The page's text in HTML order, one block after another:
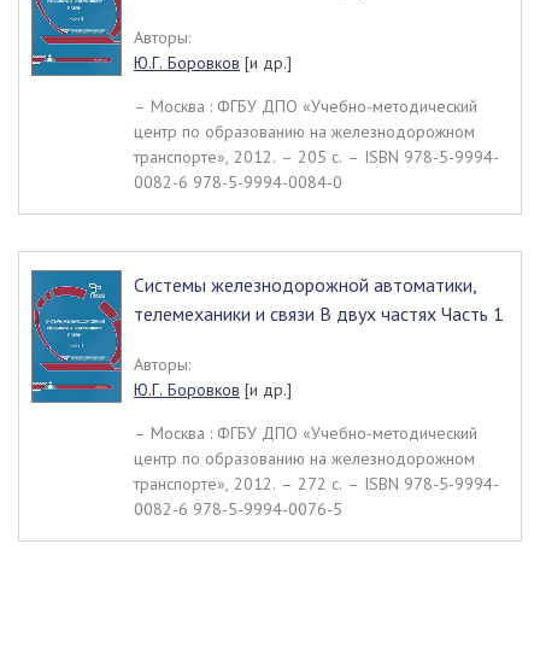
Авторы:
Ю.Г. Боровков [и др.]
– Москва : ФГБУ ДПО «Учебно-методический
центр по образованию на железнодорожном
транспорте», 2012. – 205 c. – ISBN 978-5-9994-
0082-6 978-5-9994-0084-0
Системы железнодорожной автоматики,
телемеханики и связи В двух частях Часть 1
Авторы:
Ю.Г. Боровков [и др.]
– Москва : ФГБУ ДПО «Учебно-методический
центр по образованию на железнодорожном
транспорте», 2012. – 272 c. – ISBN 978-5-9994-
0082-6 978-5-9994-0076-5